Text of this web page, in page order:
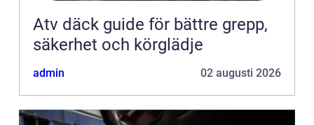
Atv däck guide för bättre grepp,
säkerhet och körglädje
admin 02 augusti 2026